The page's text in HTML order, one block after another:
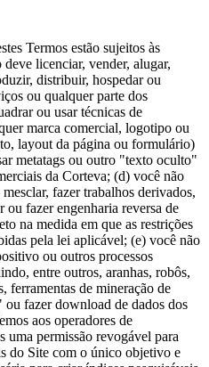
Termos estão sujeitos às
licenciar, vender, alugar,
distribuir, hospedar ou
ou qualquer parte dos
ou usar técnicas de
marca comercial, logotipo ou
layout da página ou formulário)
metatags ou outro "texto oculto"
da Corteva; (d) você não
fazer trabalhos derivados,
ou fazer engenharia reversa de
na medida em que as restrições
pela lei aplicável; (e) você não
ou outros processos
entre outros, aranhas, robôs,
ferramentas de mineração de
fazer download de dados dos
aos operadores de
uma permissão revogável para
do Site com o único objetivo e